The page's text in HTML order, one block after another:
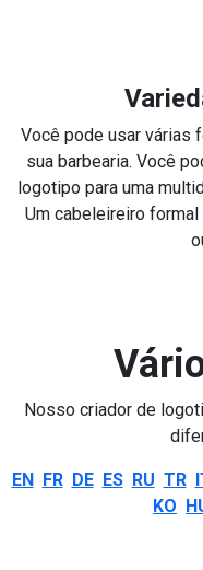
Você pode usar várias
sua barbearia. Você
logotipo para uma
Um cabeleireiro
Nosso criador de
EN FR DE ES RU TR
KO